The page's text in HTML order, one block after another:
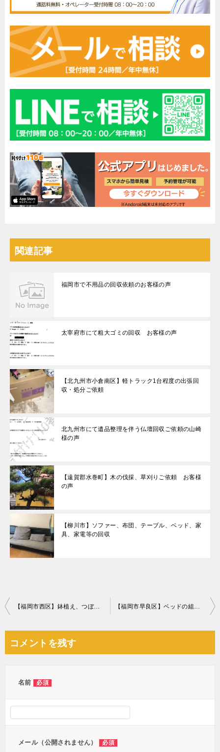
関連記事
福岡市で不用品の回収依頼のお客様の声
太宰府市にて粗大ゴミの回収 お客様の声
【北九州市小倉南区】軽トラック1台程度の出張回
収・処分ご依頼
北九州市にて遺品整理を伴う仏壇回収ご依頼の山崎
様の声
【遠賀郡水巻町】木の伐採、草刈りご依頼 お客様
の声
【柳川市】ソファー、布団、テーブル、ベッド、家
具、家電等の回収
投
ビ
【福岡市西区】鉢植え、つぼ等の回収・処分ご依頼 お客様の声 【福岡市早良区】ベッドの組み立て作業ご依頼 お客様の声
コメントを残す
名前 必須
メール（公開されません） 必須